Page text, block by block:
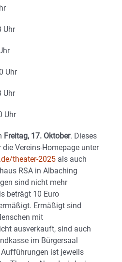
Uhr
Uhr
Uhr
Uhr
Freitag, 17. Oktober. Dieses
Vereins-Homepage unter
theater-2025 als auch
RSA in Albaching
sind nicht mehr
beträgt 10 Euro
Ermäßigt sind
mit
ausverkauft, sind auch
im Bürgersaal
ist jeweils